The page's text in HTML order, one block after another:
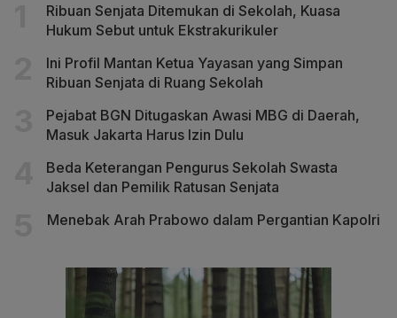
Ribuan Senjata Ditemukan di Sekolah, Kuasa
Hukum Sebut untuk Ekstrakurikuler
Ini Profil Mantan Ketua Yayasan yang Simpan
Ribuan Senjata di Ruang Sekolah
Pejabat BGN Ditugaskan Awasi MBG di Daerah,
Masuk Jakarta Harus Izin Dulu
Beda Keterangan Pengurus Sekolah Swasta
Jaksel dan Pemilik Ratusan Senjata
Menebak Arah Prabowo dalam Pergantian Kapolri